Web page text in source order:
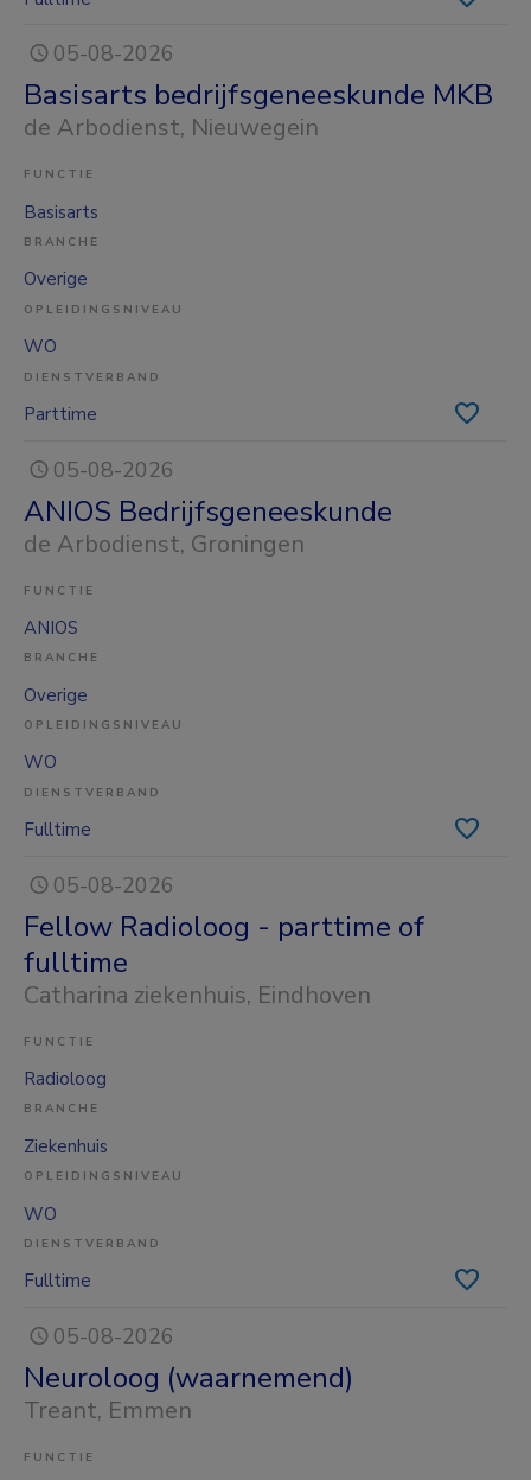
05-08-2026
Basisarts bedrijfsgeneeskunde MKB
de Arbodienst, Nieuwegein
FUNCTIE
Basisarts
BRANCHE
Overige
OPLEIDINGSNIVEAU
WO
DIENSTVERBAND
Parttime
05-08-2026
ANIOS Bedrijfsgeneeskunde
de Arbodienst, Groningen
FUNCTIE
ANIOS
BRANCHE
Overige
OPLEIDINGSNIVEAU
WO
DIENSTVERBAND
Fulltime
05-08-2026
Fellow Radioloog - parttime of
fulltime
Catharina ziekenhuis, Eindhoven
FUNCTIE
Radioloog
BRANCHE
Ziekenhuis
OPLEIDINGSNIVEAU
WO
DIENSTVERBAND
Fulltime
05-08-2026
Neuroloog (waarnemend)
Treant, Emmen
FUNCTIE